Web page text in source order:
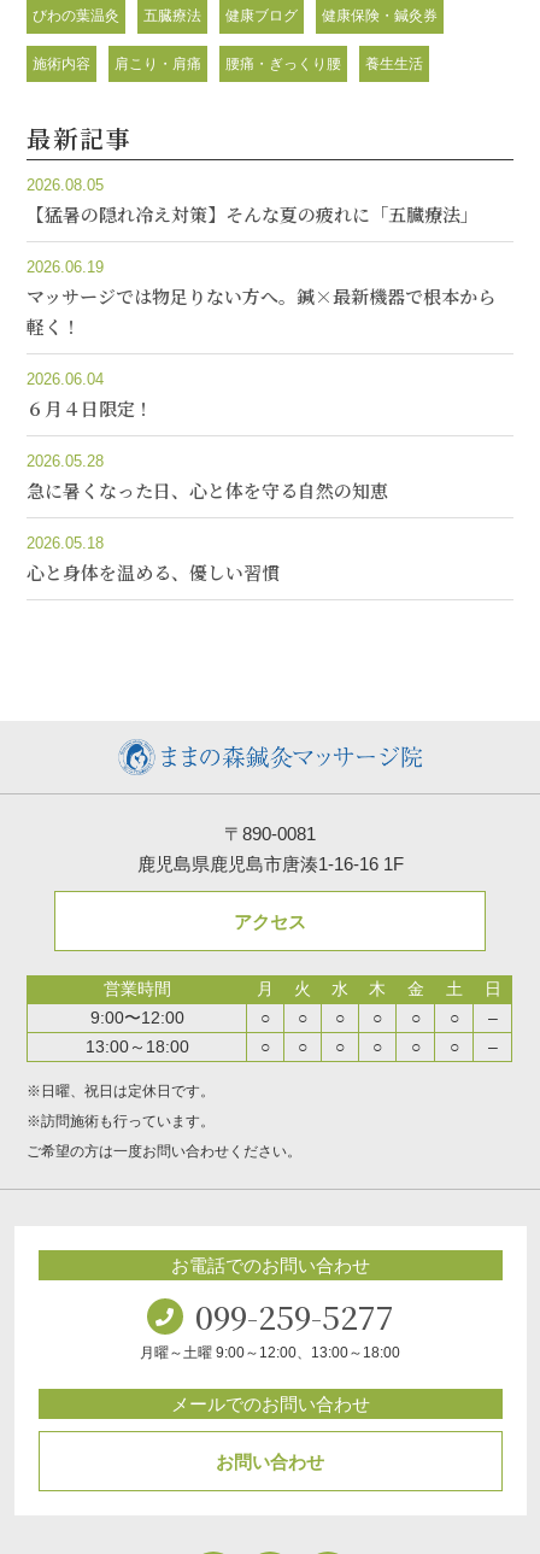
びわの葉温灸 五臓療法 健康ブログ 健康保険・鍼灸券
施術内容 肩こり・肩痛 腰痛・ぎっくり腰 養生生活
最新記事
2026.08.05
【猛暑の隠れ冷え対策】そんな夏の疲れに「五臓療法」
2026.06.19
マッサージでは物足りない方へ。鍼×最新機器で根本から
軽く！
2026.06.04
６月４日限定！
2026.05.28
急に暑くなった日、心と体を守る自然の知恵
2026.05.18
心と身体を温める、優しい習慣
〒890-0081
鹿児島県鹿児島市唐湊1-16-16 1F
アクセス
営業時間 月 火 水 木 金 土
日
9:00〜12:00
○ ○ ○ ○ ○ ○
–
13:00～18:00
○ ○ ○ ○ ○ ○ –
※日曜、祝日は定休日です。
※訪問施術も行っています。
ご希望の方は一度お問い合わせください。
お電話でのお問い合わせ
099-259-5277
月曜～土曜 9:00～12:00、13:00～18:00
メールでのお問い合わせ
お問い合わせ